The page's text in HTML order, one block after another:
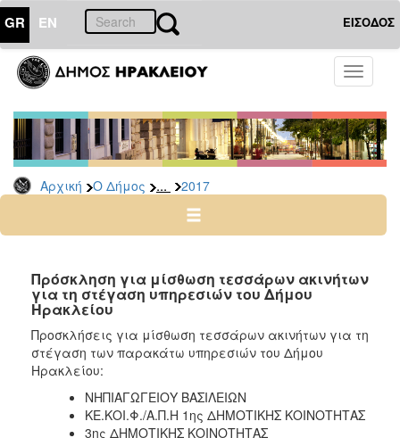
GR EN ΕΙΣΟΔΟΣ
Toggle
Αρχική Ο Δήμος ... 2017
ΔΗΜΟΣ
Διακηρύξεις
-
Δημοπρασίες
Αρχείο
2025
2023
2022
2021
2020
2019
2018
Πρόσκληση για μίσθωση τεσσάρων ακινήτων
για τη στέγαση υπηρεσιών του Δήμου
Ηρακλείου
Προσκλήσεις για μίσθωση τεσσάρων ακινήτων για τη
στέγαση των παρακάτω υπηρεσιών του Δήμου
Ηρακλείου:
ΝΗΠΙΑΓΩΓΕΙΟΥ ΒΑΣΙΛΕΙΩΝ
ΚΕ.ΚΟΙ.Φ./Α.Π.Η 1ης ΔΗΜΟΤΙΚΗΣ ΚΟΙΝΟΤΗΤΑΣ
3ης ΔΗΜΟΤΙΚΗΣ ΚΟΙΝΟΤΗΤΑΣ